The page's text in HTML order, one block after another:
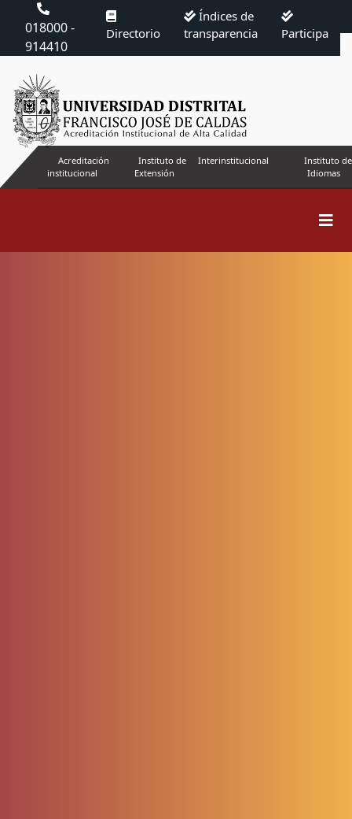
018000 -
914410
Directorio
Índices de
transparencia
Participa
Acreditación
institucional
Instituto de
Extensión
Interinstitucional
Instituto de
Idiomas